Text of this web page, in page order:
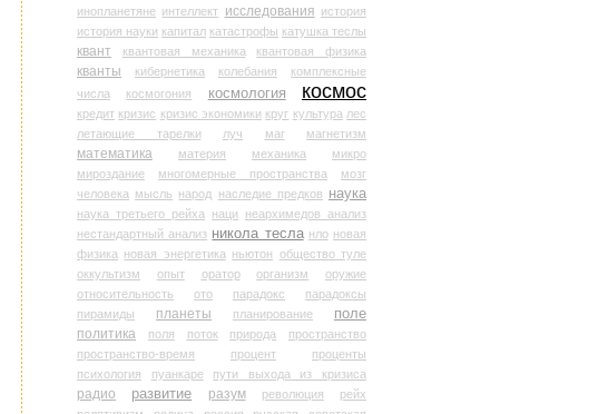
инопланетяне интеллект исследования история
история науки капитал катастрофы катушка теслы
квант квантовая механика квантовая физика
кванты кибернетика колебания
комплексные
числа
космогония космология космос
кредит кризис кризис экономики круг культура лес
летающие тарелки
луч маг магнетизм
математика материя механика
микро
мироздание
многомерные пространства
мозг
человека мысль народ наследие предков наука
наука третьего рейха наци
неархимедов анализ
нестандартный анализ никола тесла нло новая
физика новая энергетика ньютон общество туле
оккультизм
опыт оратор организм
оружие
относительность
ото парадокс
парадоксы
пирамиды
планеты планирование
поле
политика
поля поток природа
пространство
пространство-время
процент
проценты
психология
пуанкаре пути выхода из кризиса
радио развитие разум революция
рейх